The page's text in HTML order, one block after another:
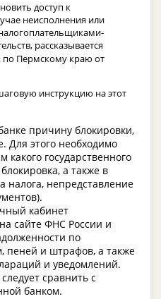
доступ к
неисполнения или
рассказывается
Пермскому краю от
инструкцию на этот
причину блокировки,
Для этого необходимо
какого государственного
а также в
налога, непредставление
кабинет
сайте ФНС России и
по
пеней и штрафов, а также
и уведомлений.
сравнить с
банком.